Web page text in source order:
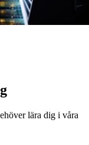
lära dig i våra